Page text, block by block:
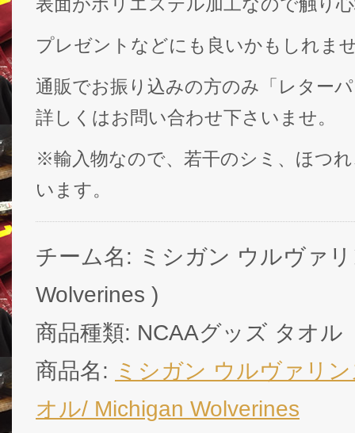
表面がポリエステル加工なので触り
プレゼントなどにも良いかもしれま
通販でお振り込みの方のみ「レター
詳しくはお問い合わせ下さいませ。
※輸入物なので、若干のシミ、ほつ
います。
チーム名: ミシガン ウルヴァ
Wolverines )
商品種類: NCAAグッズ タオル
商品名: ミシガン ウルヴァリ
オル/ Michigan Wolverines